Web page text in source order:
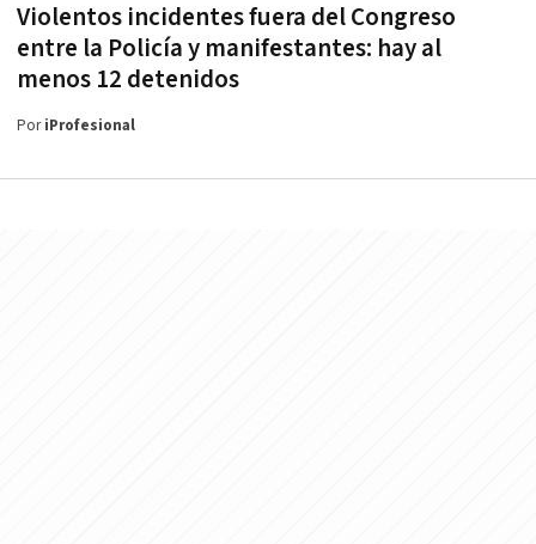
Violentos incidentes fuera del Congreso
entre la Policía y manifestantes: hay al
menos 12 detenidos
PoriProfesional